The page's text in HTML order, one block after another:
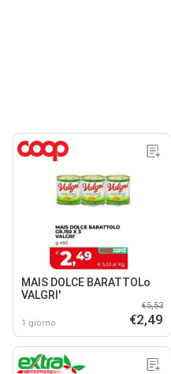
MAIS DOLCE BARATTOLo
VALGRI'
1 giorno
€5,53
€2,49